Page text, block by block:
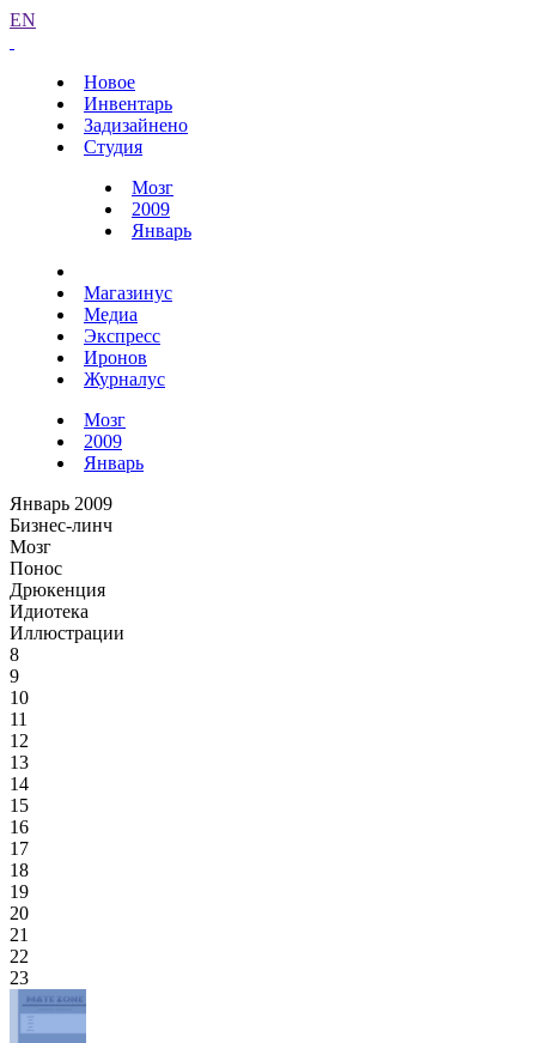
EN
Новое
Инвентарь
Задизайнено
Студия
Мозг
2009
Январь
Магазинус
Медиа
Экспресс
Иронов
Журналус
Мозг
2009
Январь
Январь 2009
Бизнес-линч
Мозг
Понос
Дрюкенция
Идиотека
Иллюстрации
8
9
10
11
12
13
14
15
16
17
18
19
20
21
22
23